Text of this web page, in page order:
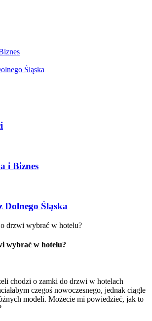
Śląska
i Biznes
Dolnego Śląska
drzwi wybrać w hotelu?
wybrać w hotelu?
chodzi o zamki do drzwi w hotelach
czegoś nowoczesnego, jednak ciągle
modeli. Możecie mi powiedzieć, jak to